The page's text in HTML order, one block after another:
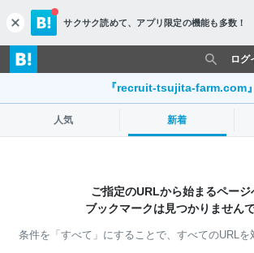
c
l
o
s
サクサク読めて、 アプリ限定の機能も多数！
ログ
『recruit-tsujita-farm.com』
人気 新着
ご指定のURLから始まるページ
ブックマークは見つかりません
条件を「すべて」にすることで、 すべてのURLを